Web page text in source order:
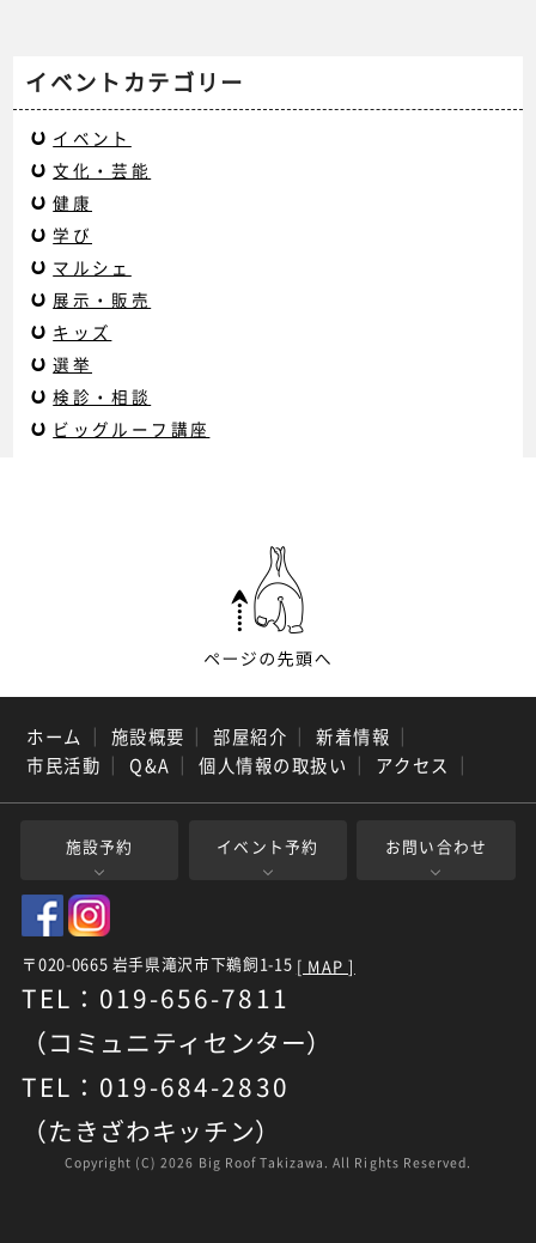
イベントカテゴリー
イベント
文化・芸能
健康
学び
マルシェ
展示・販売
キッズ
選挙
検診・相談
ビッグルーフ講座
ホーム ｜ 施設概要 ｜ 部屋紹介 ｜ 新着情報 ｜
市民活動 ｜ Q&A ｜ 個人情報の取扱い ｜ アクセス ｜
施設予約 イベント予約 お問い合わせ
〒020-0665 岩手県滝沢市下鵜飼1-15 [ MAP ]
TEL：019-656-7811
（コミュニティセンター）
TEL：019-684-2830
（たきざわキッチン）
Copyright (C)2026 Big Roof Takizawa. All Rights Reserved.